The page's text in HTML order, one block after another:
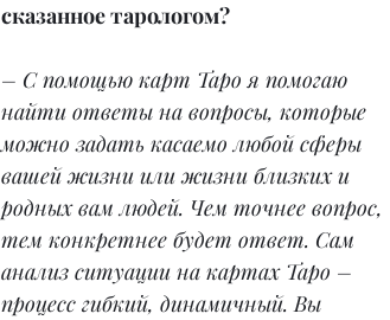
сказанное тарологом?
– С помощью карт Таро я помогаю
найти ответы на вопросы, которые
можно задать касаемо любой сферы
вашей жизни или жизни близких и
родных вам людей. Чем точнее вопрос,
тем конкретнее будет ответ. Сам
анализ ситуации на картах Таро –
процесс гибкий, динамичный. Вы